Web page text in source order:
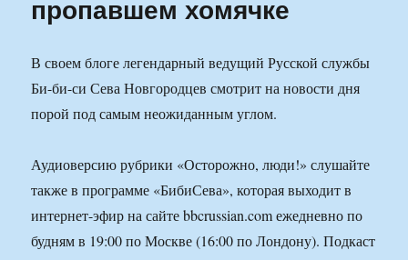
пропавшем хомячке
В своем блоге легендарный ведущий Русской службы
Би-би-си Сева Новгородцев смотрит на новости дня
порой под самым неожиданным углом.
Аудиоверсию рубрики «Осторожно, люди!» слушайте
также в программе «БибиСева», которая выходит в
интернет-эфир на сайте bbcrussian.com ежедневно по
будням в 19:00 по Москве (16:00 по Лондону). Подкаст